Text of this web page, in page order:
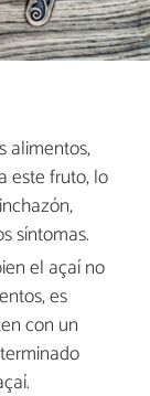
alimentos,
este fruto, lo
síntomas.
el açaí no
es
con un